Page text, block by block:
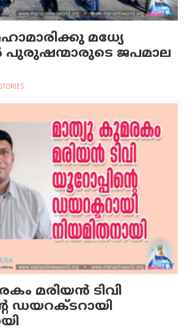
മധ്യേ
പുരുഷന്മാരുടെ ജപമാല
മരിയന്‍ ടിവി
ഡയറക്ടറായി